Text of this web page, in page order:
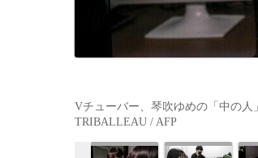
Vチューバー、琴吹ゆめの「中の人
TRIBALLEAU / AFP